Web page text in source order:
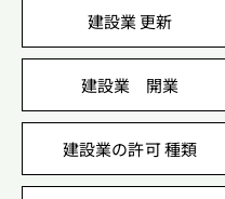
建設業 更新
建設業 開業
建設業の許可 種類